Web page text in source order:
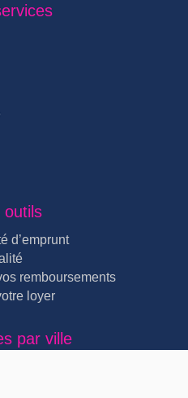
outils
d’emprunt
remboursements
loyer
par ville